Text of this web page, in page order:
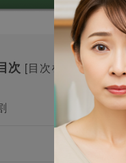
次 [目次を隠す]